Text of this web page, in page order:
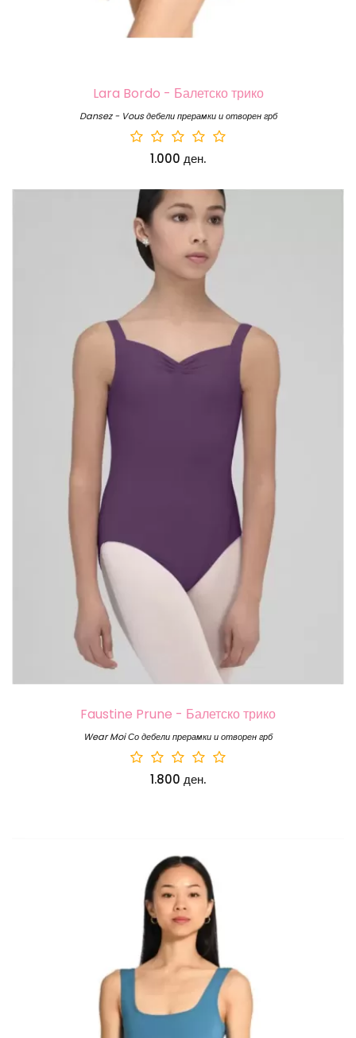
Lara Bordo - Балетско трико
Dansez - Vous дебели прерамки и отворен грб
1.000 ден.
Faustine Prune - Балетско трико
Wear Moi Со дебели прерамки и отворен грб
1.800 ден.